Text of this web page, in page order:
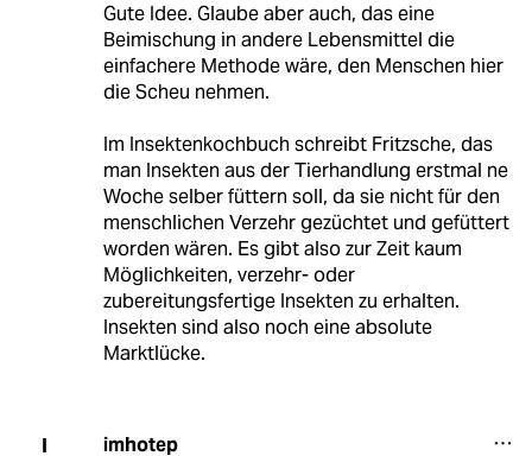
Gute Idee. Glaube aber auch, das eine
Beimischung in andere Lebensmittel die
einfachere Methode wäre, den Menschen hier
die Scheu nehmen.
Im Insektenkochbuch schreibt Fritzsche, das
man Insekten aus der Tierhandlung erstmal ne
Woche selber füttern soll, da sie nicht für den
menschlichen Verzehr gezüchtet und gefüttert
worden wären. Es gibt also zur Zeit kaum
Möglichkeiten, verzehr- oder
zubereitungsfertige Insekten zu erhalten.
Insekten sind also noch eine absolute
Marktlücke.
I imhotep